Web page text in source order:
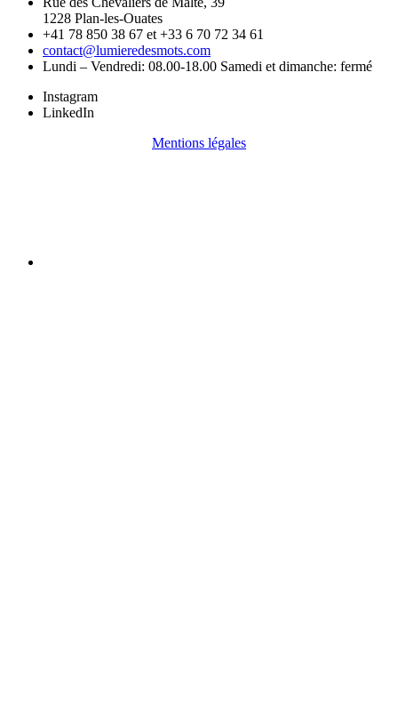
1228 Plan-les-Ouates
+41 78 850 38 67 et +33 6 70 72 34 61
contact@lumieredesmots.com
Lundi – Vendredi: 08.00-18.00 Samedi et dimanche: fermé
Instagram
LinkedIn
Mentions légales